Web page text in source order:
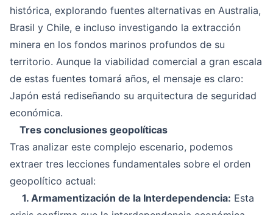
histórica, explorando fuentes alternativas en Australia,
Brasil y Chile, e incluso investigando la extracción
minera en los fondos marinos profundos de su
territorio. Aunque la viabilidad comercial a gran escala
de estas fuentes tomará años, el mensaje es claro:
Japón está rediseñando su arquitectura de seguridad
económica.
Tres conclusiones geopolíticas
Tras analizar este complejo escenario, podemos
extraer tres lecciones fundamentales sobre el orden
geopolítico actual:
1. Armamentización de la Interdependencia: Esta